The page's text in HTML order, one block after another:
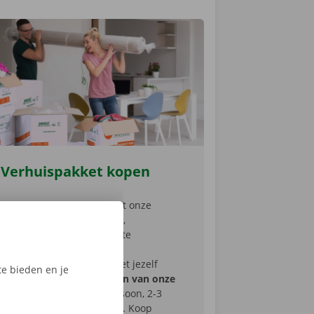
Verhuispakket kopen
Neem een goede start met onze
handige verhuispakketten,
samengesteld met de juiste
verhuismateriaal. Maak het jezelf
gemakkelijk en
kies uit één van onze
: budget, 1 persoon, 2-3
personen of 4-5 personen. Koop
bieden en je